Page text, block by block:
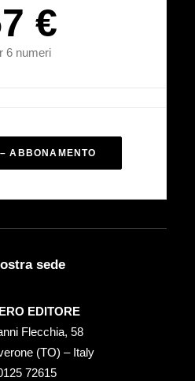
€
6 numeri
ABBONAMENTO
sede
EDITORE
Flecchia, 58
(TO) – Italy
72615‬